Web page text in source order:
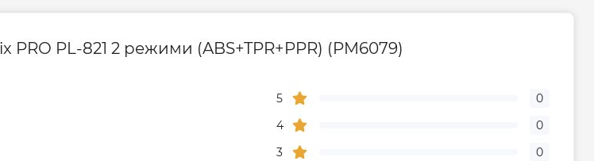
PL-821 2 режими (ABS+TPR+PPR) (PM6079)
5
0
4
0
3
0